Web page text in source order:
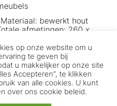
bewerkt hout
afmetingen: 260 x…
WINKELWAGEN
op onze website om u
te geven bij
u makkelijker op onze site
Accepteren”, te klikken
van alle cookies. U kunt
over ons cookie beleid.